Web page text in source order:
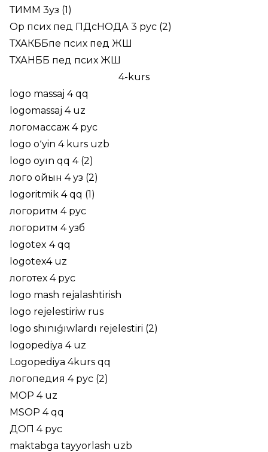
ТИММ 3уз (1)
Ор псих пед ПДсНОДА 3 рус (2)
ТХАКББпе псих пед ЖШ
ТХАНББ пед псих ЖШ
4-kurs
logo massaj 4 qq
logomassaj 4 uz
логомассаж 4 рус
logo oʻyin 4 kurs uzb
logo oyın qq 4 (2)
лого ойын 4 уз (2)
logoritmik 4 qq (1)
логоритм 4 рус
логоритм 4 узб
logotex 4 qq
logotex4 uz
логотех 4 рус
logo mash rejalashtirish
logo rejelestiriw rus
logo shınıǵıwlardı rejelestiri (2)
logopediya 4 uz
Logopediya 4kurs qq
логопедия 4 рус (2)
MOP 4 uz
MSOP 4 qq
ДОП 4 рус
maktabga tayyorlash uzb